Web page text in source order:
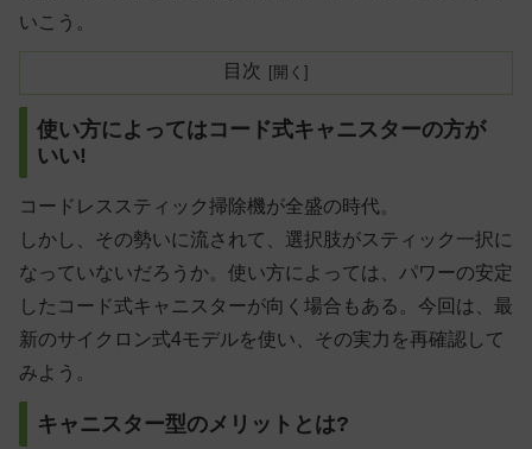
いこう。
目次
使い方によってはコード式キャニスターの方が
いい!
コードレススティック掃除機が全盛の時代。
しかし、その勢いに流されて、選択肢がスティック一択に
なっていないだろうか。使い方によっては、パワーの安定
したコード式キャニスターが向く場合もある。今回は、最
新のサイクロン式4モデルを使い、その実力を再確認して
みよう。
キャニスター型のメリットとは?